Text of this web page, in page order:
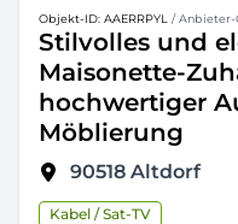
Objekt-ID: AAERRPYL / Anbieter-
Stilvolles und
Maisonette-
hochwertiger
Möblierung
90518 Altdorf
Kabel / Sat-TV